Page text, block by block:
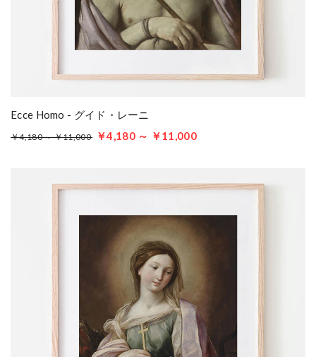
Ecce Homo - グイド・レーニ
￥4,180 ～ ￥11,000 ￥4,180 ～ ￥11,000